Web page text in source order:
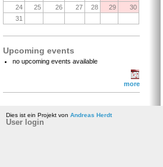
24
25 26 27 28 29
30
31
Upcoming events
no upcoming events available
more
Dies ist ein Projekt von Andreas Herdt
User login